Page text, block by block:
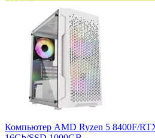
Компьютер AMD Ryzen 5 8400F/